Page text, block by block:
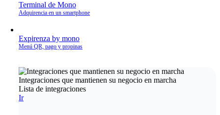
Terminal de Mono
Adquirencia en un smartphone
Expirenza by mono
Menú QR, pago y propinas
Integraciones que mantienen su negocio en marcha
Lista de integraciones
Ir